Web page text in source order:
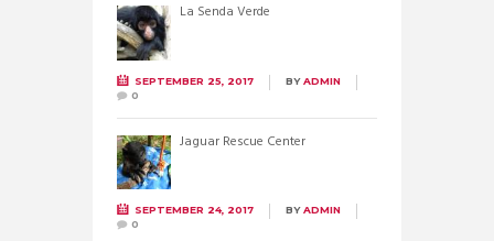
La Senda Verde
SEPTEMBER 25, 2017 BYADMIN
0
Jaguar Rescue Center
SEPTEMBER 24, 2017 BYADMIN
0